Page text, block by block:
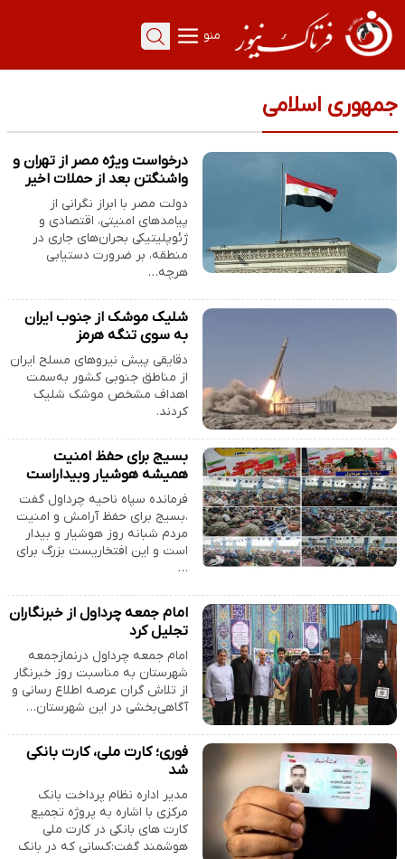
منو
اسلامی
درخواست ویژه مصر از تهران و
واشنگتن بعد از حملات اخیر
دولت مصر با ابراز نگرانی از
پیامدهای امنیتی، اقتصادی و
ژئوپلیتیکی بحران‌های جاری در
منطقه، بر ضرورت دستیابی
هرچه…
شلیک موشک از جنوب ایران
به سوی تنگه هرمز
دقایقی پیش نیروهای مسلح ایران
از مناطق جنوبی کشور به‌سمت
اهداف مشخص موشک شلیک
کردند.
بسیج برای حفظ امنیت
همیشه هوشیار وبیداراست
فرمانده سپاه ناحیه چرداول گفت
،بسیج برای حفظ آرامش و امنیت
مردم شبانه روز هوشیار و بیدار
است و این افتخاریست بزرگ برای
امام جمعه چرداول از خبرنگاران
تجلیل کرد
امام جمعه چرداول درنمازجمعه
شهرستان به مناسبت روز خبرنگار
از تلاش گران عرصه اطلاع رسانی و
آگاهی‌بخشی در این شهرستان…
فوری؛ کارت ملی، کارت بانکی
شد
مدیر اداره نظام پرداخت بانک
مرکزی با اشاره به پروژه تجمیع
کارت های بانکی در کارت ملی
هوشمند گفت:کسانی که در بانک